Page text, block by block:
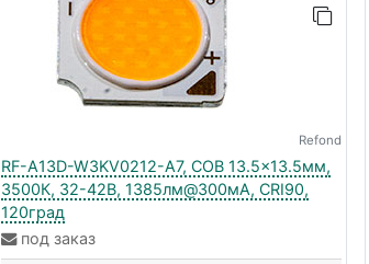
Refond
RF-A13D-W3KV0212-A7, COB 13.5x13.5мм,
3500К, 32-42В, 1385лм@300мА, CRI90,
120град
под заказ